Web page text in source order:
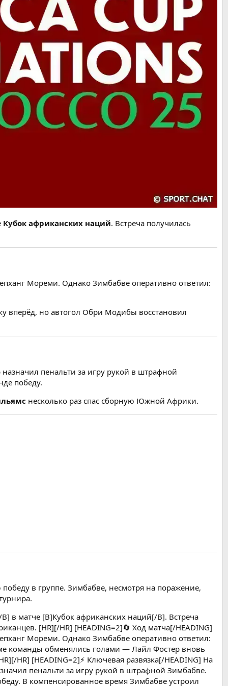
Кубок африканских наций. Встреча получилась
Мореми. Однако Зимбабве оперативно ответил:
но автогол Обри Модибы восстановил
пенальти за игру рукой в штрафной
победу.
несколько раз спас сборную Южной Африки.
в группе. Зимбабве, несмотря на поражение,
в матче [B]Кубок африканских наций[/B]. Встреча
[HR][/HR] [HEADING=2]🔄 Ход матча[/HEADING]
Мореми. Однако Зимбабве оперативно ответил:
команды обменялись голами — Лайл Фостер вновь
[HEADING=2]⚡ Ключевая развязка[/HEADING] На
пенальти за игру рукой в штрафной Зимбабве.
В компенсированное время Зимбабве устроил